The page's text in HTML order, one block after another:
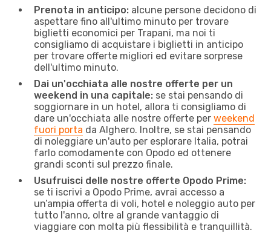
Prenota in anticipo: alcune persone decidono di
aspettare fino all'ultimo minuto per trovare
biglietti economici per Trapani, ma noi ti
consigliamo di acquistare i biglietti in anticipo
per trovare offerte migliori ed evitare sorprese
dell'ultimo minuto.
Dai un'occhiata alle nostre offerte per un
weekend in una capitale: se stai pensando di
soggiornare in un hotel, allora ti consigliamo di
dare un'occhiata alle nostre offerte per weekend
fuori porta da Alghero. Inoltre, se stai pensando
di noleggiare un'auto per esplorare Italia, potrai
farlo comodamente con Opodo ed ottenere
grandi sconti sul prezzo finale.
Usufruisci delle nostre offerte Opodo Prime:
se ti iscrivi a Opodo Prime, avrai accesso a
un’ampia offerta di voli, hotel e noleggio auto per
tutto l'anno, oltre al grande vantaggio di
viaggiare con molta più flessibilità e tranquillità.